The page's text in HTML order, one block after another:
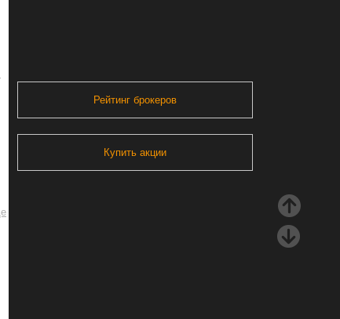
Рейтинг брокеров
Купить акции